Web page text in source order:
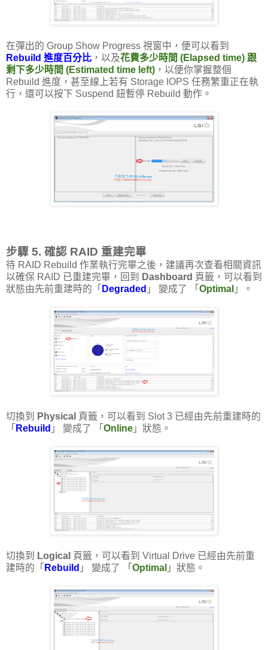
在彈出的 Group Show Progress 視窗中，便可以看到
Rebuild 進度百分比 ，以及花費多少時間 (Elapsed time) 跟
剩下多少時間 (Estimated time left) ，以便你掌握整個
Rebuild 進度，甚至線上若有 Storage IOPS 任務繁重正在執
行，還可以按下 Suspend 鈕暫停 Rebuild 動作。
步驟 5. 確認 RAID 重建完畢
待 RAID Rebuild 作業執行完畢之後，建議再次查看相關資訊
以確保 RAID 已重建完畢，回到
Dashboard 頁籤，可以看到
狀態由先前重建時的「 Degraded 」 變成了 「 Optimal 」。
切換到 Physical 頁籤，可以看到 Slot 3 已經由先前重建時的
「 Rebuild 」 變成了 「 Online 」狀態。
切換到 Logical 頁籤，可以看到 Virtual Drive 已經由先前重
建時的「 Rebuild 」 變成了 「 Optimal 」狀態。